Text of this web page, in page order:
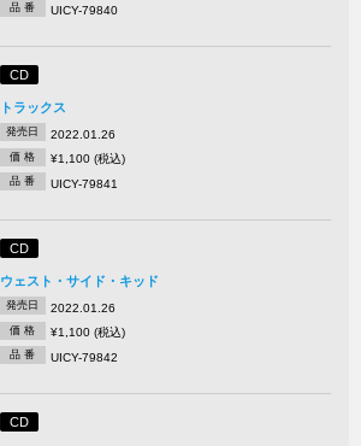
品 番 UICY-79840
CD
トラックス
発売日 2022.01.26
価 格 ¥1,100 (税込)
品 番 UICY-79841
CD
ウェスト・サイド・キッド
発売日 2022.01.26
価 格 ¥1,100 (税込)
品 番 UICY-79842
CD